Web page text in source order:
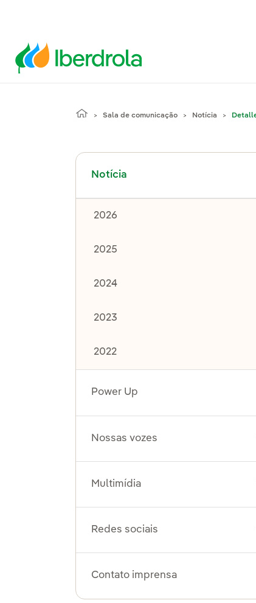
Sala de comunicação Notícia
Notícia
Alternar submenu de
2026
2025
2024
2023
2022
Power Up
Nossas vozes
Multimídia
Redes sociais
Contato imprensa